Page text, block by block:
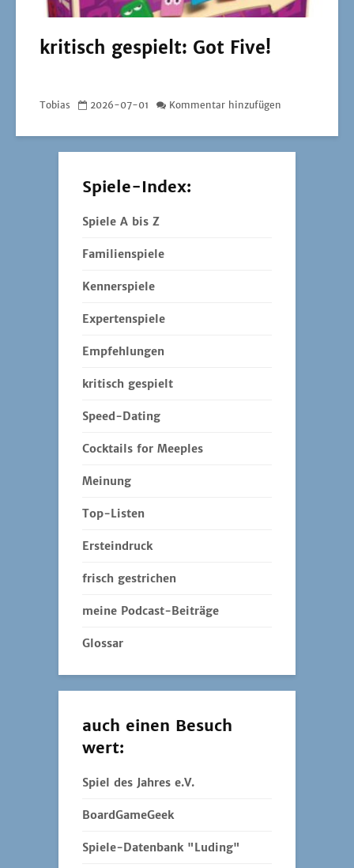
kritisch gespielt: Got Five!
Tobias 2026-07-01 Kommentar hinzufügen
Spiele-Index:
Spiele A bis Z
Familienspiele
Kennerspiele
Expertenspiele
Empfehlungen
kritisch gespielt
Speed-Dating
Cocktails for Meeples
Meinung
Top-Listen
Ersteindruck
frisch gestrichen
meine Podcast-Beiträge
Glossar
auch einen Besuch
wert:
Spiel des Jahres e.V.
BoardGameGeek
Spiele-Datenbank "Luding"